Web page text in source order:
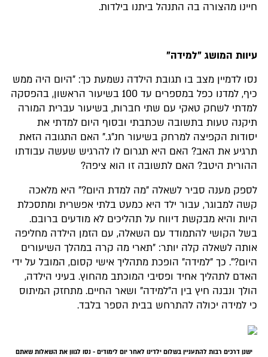
חיינו מהצורה בה התנהל ביתנו בילדות.
עיוות המושג "למידה"
נסו לדמיין מצב בו תגובת הילדה נשמעת כך: "היום היה ממש
כיף, למדנו כפל במספרים עד 100 בשיעור הראשון, בהפסקה
למדתי לשחק טאקי עם שתי חברות, בשיעור עברית המורה
תיקנה טעות בתשובה שכתבתי ובסוף היום למדתי את
יסודות הקפיצה למרחק בשיעור חנ"ג." האם התגובה הזאת
תרגיע את האב? האם היא תגרום לו להרגיש שעשה עבודתו
ההורית היטב? האם לתשובה זו הוא ציפה?
לספק מענה סביר לשאלה "מה למדת היום?" היא מלאכה
קשה למבוגר, עבור ילד היא כמעט בלתי אפשרית ומתסכלת
היות והיא מבקשת דיווח על תהליכים לא מודעים ברובם.
בשל הקושי להתמודד עם השאלה, עם הזמן הילדה מחליפה
אותה לשאלה קלה יותר: "תארי מה קרה במהלך השיעורים
היום?". כך "למידה" הופכת מתהליך אישי קסום, המובל על ידי
האדם לתהליך אחיד ופסיבי המוכתב מהחוץ. בעיני הילדה,
הולך ונבנה חיץ בין ה"למידה" ושאר החיים. מתחזק המיתוס
כי למידה יכולה להתרחש בבית הספר בלבד.
ישנן דרכים רבות להתעניין בשלום ילדינו לאחר יום לימודים - נסו לגוון את השאלות שאתם